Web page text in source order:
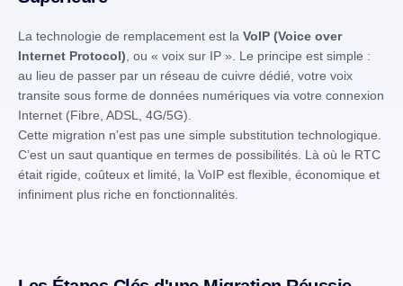
La technologie de remplacement est la VoIP (Voice over
Internet Protocol) , ou « voix sur IP ». Le principe est simple :
au lieu de passer par un réseau de cuivre dédié, votre voix
transite sous forme de données numériques via votre connexion
Internet (Fibre, ADSL, 4G/5G).
Cette migration n’est pas une simple substitution technologique.
C’est un saut quantique en termes de possibilités. Là où le RTC
était rigide, coûteux et limité, la VoIP est flexible, économique et
infiniment plus riche en fonctionnalités.